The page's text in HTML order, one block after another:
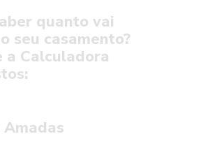
quanto vai
seu casamento?
a Calculadora
Amadas